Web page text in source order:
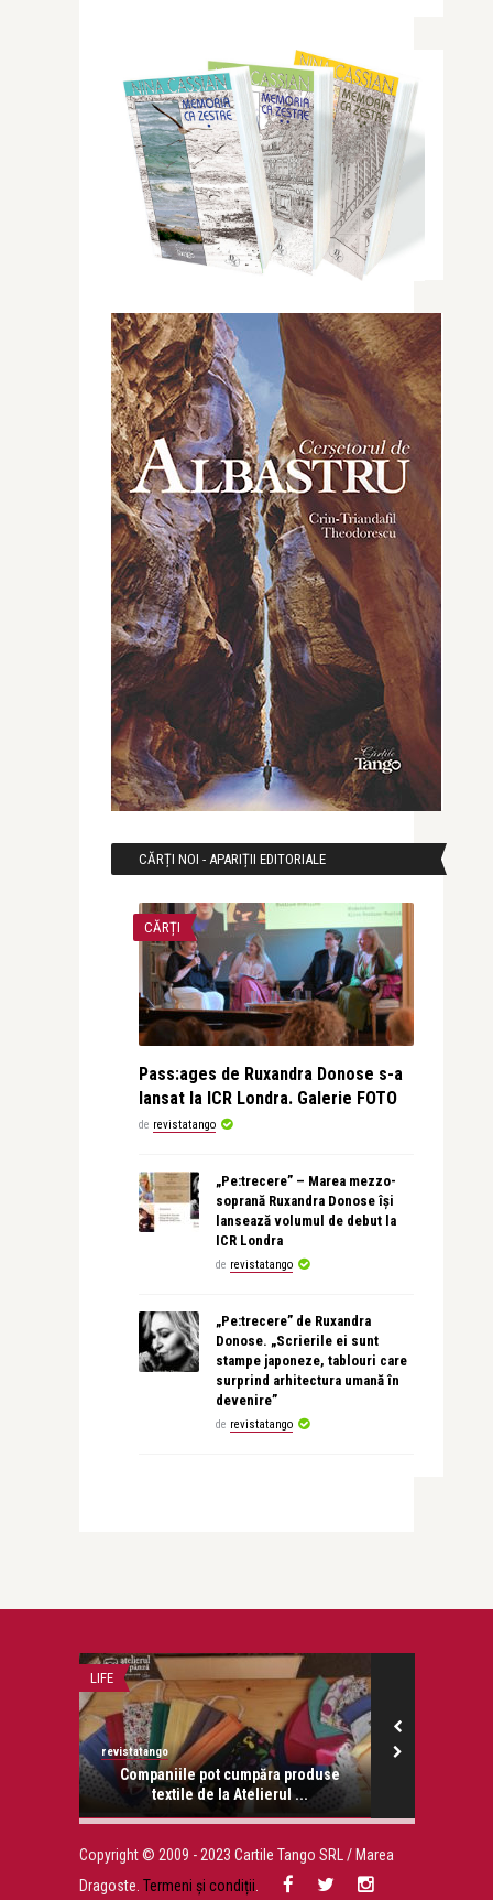
CĂRȚI NOI - APARIȚII EDITORIALE
CĂRȚI
Pass:ages de Ruxandra Donose s-a
lansat la ICR Londra. Galerie FOTO
de revistatango
„Pe:trecere” – Marea mezzo-
soprană Ruxandra Donose își
lansează volumul de debut la
ICR Londra
de revistatango
„Pe:trecere” de Ruxandra
Donose. „Scrierile ei sunt
stampe japoneze, tablouri care
surprind arhitectura umană în
devenire”
de revistatango
LIFE
revistatango
Companiile pot cumpăra produse
textile de la Atelierul ...
Copyright © 2009 - 2023 Cartile Tango SRL / Marea
Dragoste. Termeni și condiții.